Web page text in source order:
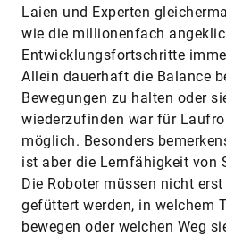
Laien und Experten
wie die millionenfach
Entwicklungsfortschritte
Allein dauerhaft die Balance
Bewegungen zu halten oder
wiederzufinden war für
möglich. Besonders
ist aber die Lernfähigkeit von
Die Roboter müssen nicht
gefüttert werden, in welchem
bewegen oder welchen Weg